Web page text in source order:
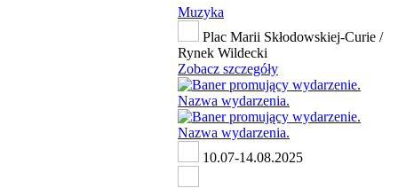
Muzyka
Plac Marii Skłodowskiej-Curie /
Rynek Wildecki
Zobacz szczegóły
10.07-14.08.2025